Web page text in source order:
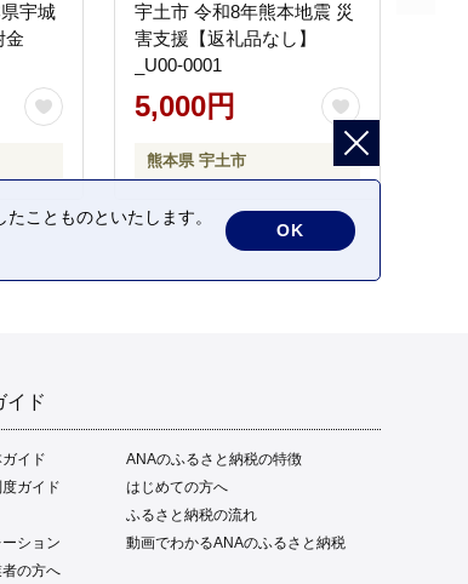
宇城
金
宇土市 令和8年熊本地震 災
害支援【返礼品なし】
_U00-0001
5,000円
熊本県 宇土市
イド
イド
ANAのふるさと納税の特徴
ガイド
はじめての方へ
ふるさと納税の流れ
ション
動画でわかるANAのふるさと納税
の方へ
ことものといたします。
OK